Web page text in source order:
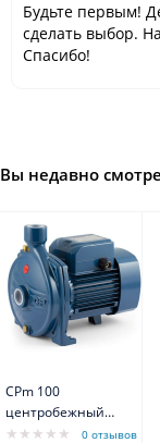
Будьте первым!
сделать выбор.
Спасибо!
Вы недавно
CPm 100
центробежный
насос с
0 отзывов